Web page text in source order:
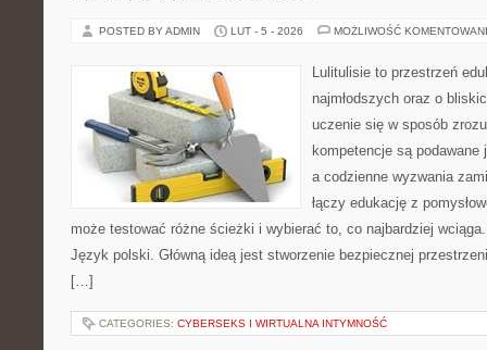
POSTED BY ADMIN LUT - 5 - 2026 MOŻLIWOŚĆ
Lulitulisie to przestrzeń
najmłodszych oraz o
uczenie się w sposób
kompetencje są
a codzienne wyzwania
łączy edukację z
może testować różne ścieżki i wybierać to, co najbardziej
Język polski. Główną ideą jest stworzenie bezpiecznej
[…]
CATEGORIES: CYBERSEKS I WIRTUALNA INTYMNOŚĆ